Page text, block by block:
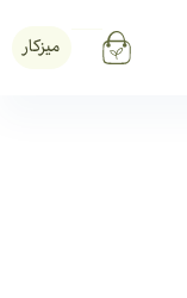
میزکار